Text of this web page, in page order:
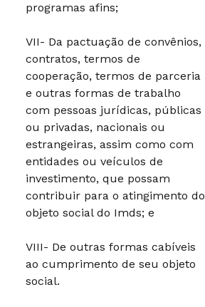
programas afins;
VII- Da pactuação de convênios,
contratos, termos de
cooperação, termos de parceria
e outras formas de trabalho
com pessoas jurídicas, públicas
ou privadas, nacionais ou
estrangeiras, assim como com
entidades ou veículos de
investimento, que possam
contribuir para o atingimento do
objeto social do Imds; e
VIII- De outras formas cabíveis
ao cumprimento de seu objeto
social.